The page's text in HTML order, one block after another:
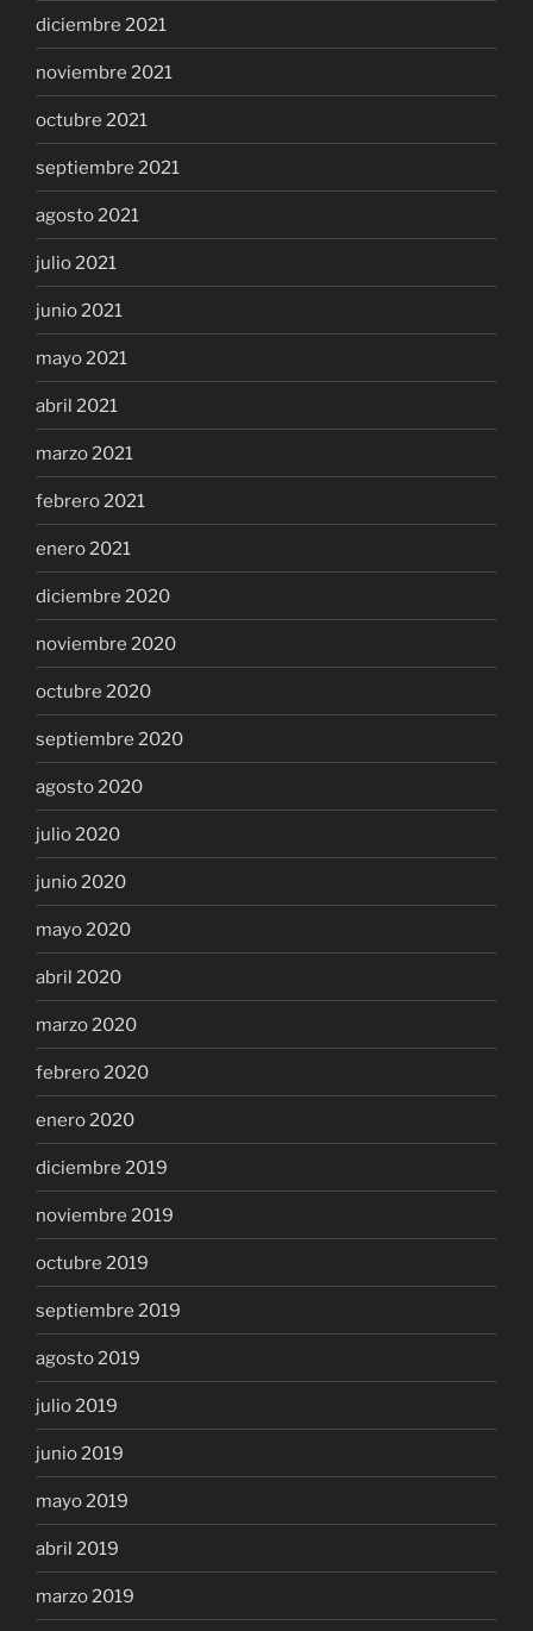
diciembre 2021
noviembre 2021
octubre 2021
septiembre 2021
agosto 2021
julio 2021
junio 2021
mayo 2021
abril 2021
marzo 2021
febrero 2021
enero 2021
diciembre 2020
noviembre 2020
octubre 2020
septiembre 2020
agosto 2020
julio 2020
junio 2020
mayo 2020
abril 2020
marzo 2020
febrero 2020
enero 2020
diciembre 2019
noviembre 2019
octubre 2019
septiembre 2019
agosto 2019
julio 2019
junio 2019
mayo 2019
abril 2019
marzo 2019